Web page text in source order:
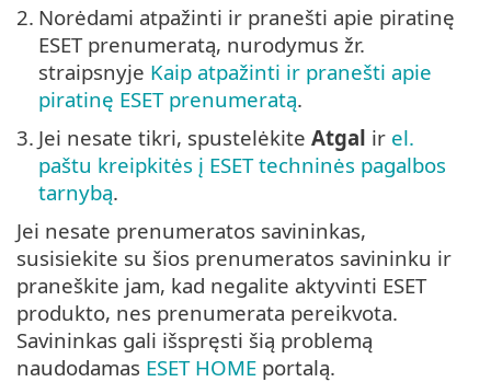
2. Norėdami atpažinti ir pranešti apie piratinę
ESET prenumeratą, nurodymus žr.
straipsnyje Kaip atpažinti ir pranešti apie
piratinę ESET prenumeratą.
3. Jei nesate tikri, spustelėkite Atgal ir el.
paštu kreipkitės į ESET techninės pagalbos
tarnybą.
Jei nesate prenumeratos savininkas,
susisiekite su šios prenumeratos savininku ir
praneškite jam, kad negalite aktyvinti ESET
produkto, nes prenumerata pereikvota.
Savininkas gali išspręsti šią problemą
naudodamas ESET HOME portalą.